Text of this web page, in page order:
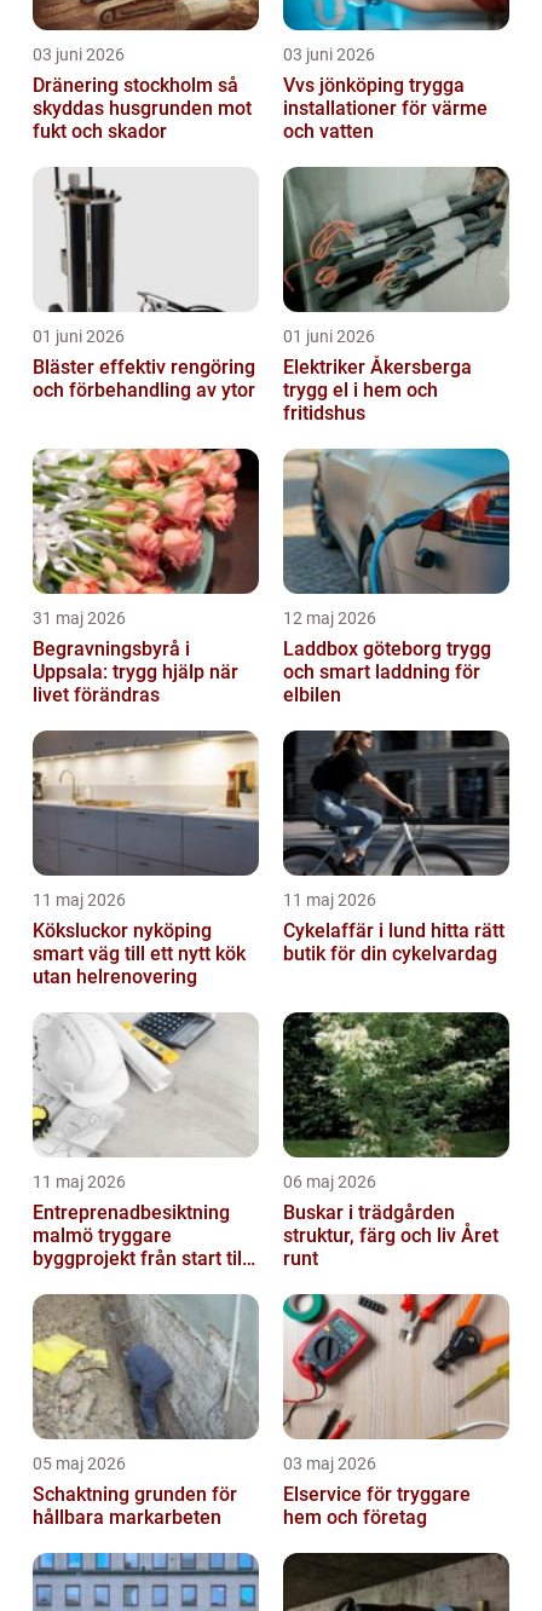
03 juni 2026
Dränering stockholm så
skyddas husgrunden mot
fukt och skador
03 juni 2026
Vvs jönköping trygga
installationer för värme
och vatten
01 juni 2026
Bläster effektiv rengöring
och förbehandling av ytor
01 juni 2026
Elektriker Åkersberga
trygg el i hem och
fritidshus
31 maj 2026
Begravningsbyrå i
Uppsala: trygg hjälp när
livet förändras
12 maj 2026
Laddbox göteborg trygg
och smart laddning för
elbilen
11 maj 2026
Köksluckor nyköping
smart väg till ett nytt kök
utan helrenovering
11 maj 2026
Cykelaffär i lund hitta rätt
butik för din cykelvardag
11 maj 2026
Entreprenadbesiktning
malmö tryggare
byggprojekt från start till
06 maj 2026
Buskar i trädgården
struktur, färg och liv Året
runt
05 maj 2026
Schaktning grunden för
hållbara markarbeten
03 maj 2026
Elservice för tryggare
hem och företag